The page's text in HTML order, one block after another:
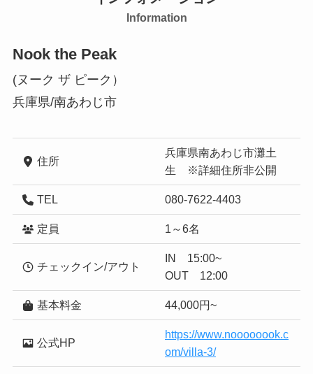
Information
Nook the Peak
(ヌーク ザ ピーク）
兵庫県/南あわじ市
住所
兵庫県南あわじ市灘土
生 ※詳細住所非公開
TEL 080-7622-4403
定員 1～6名
チェックイン/アウト
IN 15:00~
OUT 12:00
基本料金 44,000円~
公式HP
https://www.noooooook.c
om/villa-3/